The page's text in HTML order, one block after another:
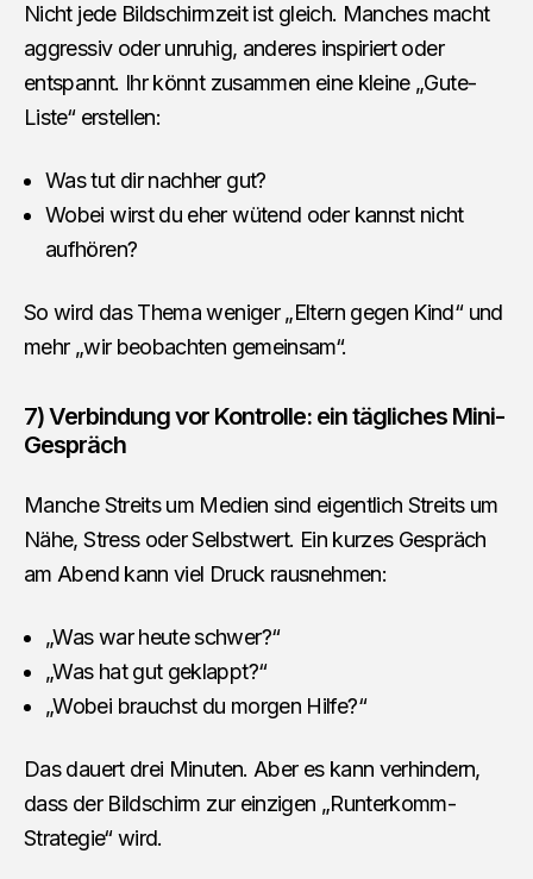
Nicht jede Bildschirmzeit ist gleich. Manches macht
aggressiv oder unruhig, anderes inspiriert oder
entspannt. Ihr könnt zusammen eine kleine „Gute-
Liste“ erstellen:
Was tut dir nachher gut?
Wobei wirst du eher wütend oder kannst nicht
aufhören?
So wird das Thema weniger „Eltern gegen Kind“ und
mehr „wir beobachten gemeinsam“.
7) Verbindung vor Kontrolle: ein tägliches Mini-
Gespräch
Manche Streits um Medien sind eigentlich Streits um
Nähe, Stress oder Selbstwert. Ein kurzes Gespräch
am Abend kann viel Druck rausnehmen:
„Was war heute schwer?“
„Was hat gut geklappt?“
„Wobei brauchst du morgen Hilfe?“
Das dauert drei Minuten. Aber es kann verhindern,
dass der Bildschirm zur einzigen „Runterkomm-
Strategie“ wird.